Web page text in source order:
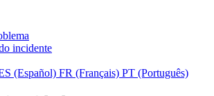
incidente
(Español) FR (Français) PT (Português)